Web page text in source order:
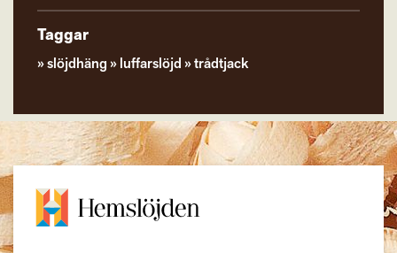
Taggar
slöjdhäng luffarslöjd trådtjack